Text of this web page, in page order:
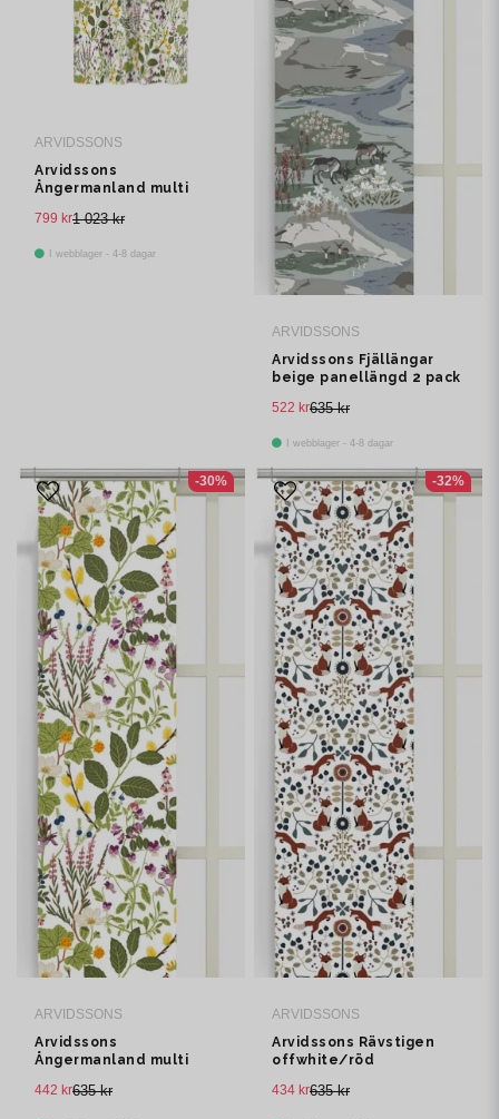
ARVIDSSONS
Arvidssons
Ångermanland multi
1 023 kr
799 kr
I webblager - 4-8 dagar
ARVIDSSONS
Arvidssons Fjällängar
beige panellängd 2 pack
635 kr
522 kr
I webblager - 4-8 dagar
ARVIDSSONS
Arvidssons
Ångermanland multi
635 kr
442 kr
-30%
ARVIDSSONS
Arvidssons Rävstigen
offwhite/röd
635 kr
434 kr
-32%